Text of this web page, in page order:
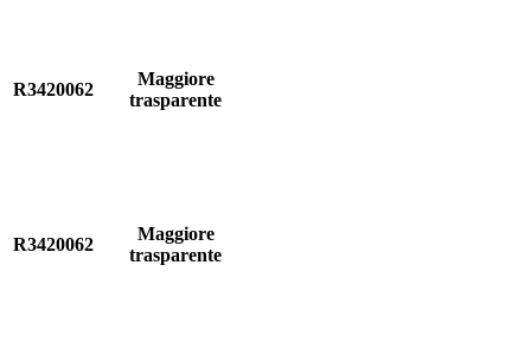
R3420062
Maggiore
trasparente
R3420062
Maggiore
trasparente